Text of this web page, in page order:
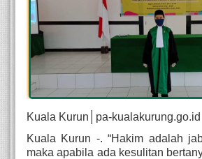
Kuala Kurun│pa-kualakurung.go.id
Kuala Kurun -. “Hakim adalah
maka apabila ada kesulitan